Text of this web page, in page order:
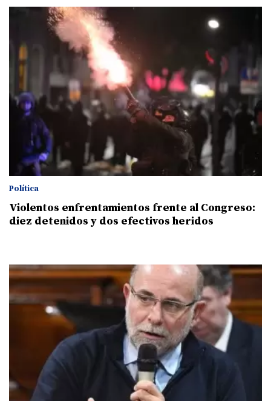
Política
Violentos enfrentamientos frente al Congreso:
diez detenidos y dos efectivos heridos